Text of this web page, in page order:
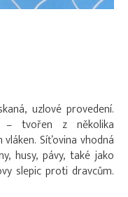
uzlové provedení.
– tvořen z několika
Síťovina vhodná
husy, pávy, také jako
slepic proti dravcům.